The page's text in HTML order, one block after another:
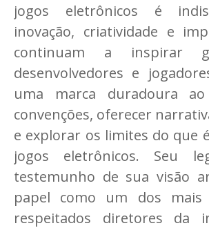
jogos eletrônicos é
inovação, criatividade e
continuam a inspirar
desenvolvedores e
uma marca duradoura
convenções, oferecer
e explorar os limites do que
jogos eletrônicos. Seu
testemunho de sua visão
papel como um dos mais
respeitados diretores da